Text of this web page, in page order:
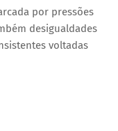
por pressões
desigualdades
voltadas